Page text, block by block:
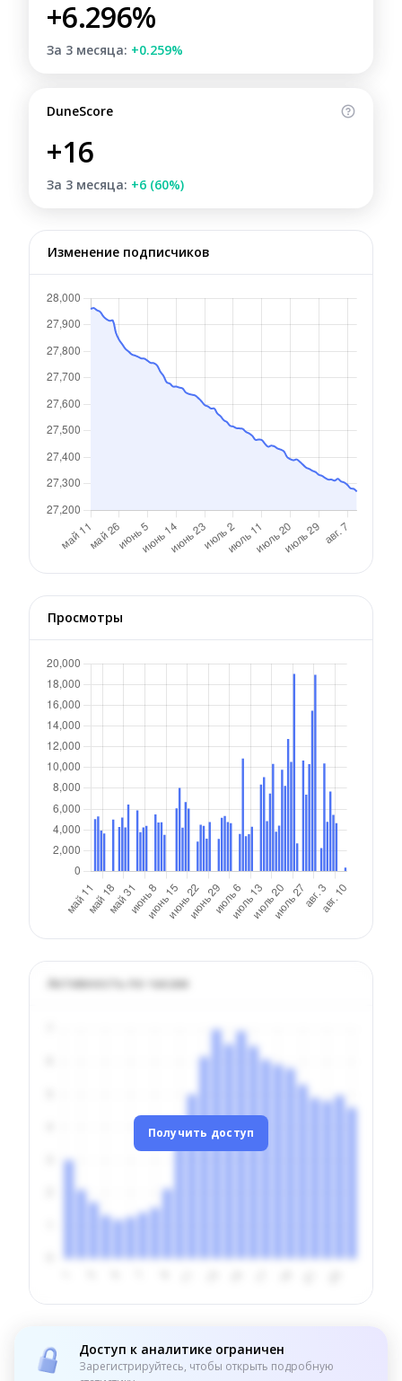
+6.296%
За 3 месяца: +0.259%
DuneScore
+16
За 3 месяца: +6 (60%)
Изменение подписчиков
Просмотры
Активность по часам
Получить доступ
Доступ к аналитике ограничен
Зарегистрируйтесь, чтобы открыть подробную